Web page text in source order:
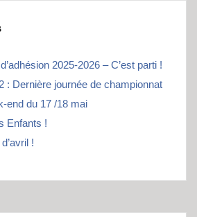
2025-2026 – C’est parti !
: Dernière journée de championnat
end du 17 /18 mai
Enfants !
!